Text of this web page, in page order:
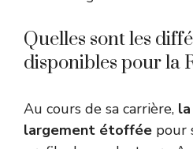
Quelles sont les
disponibles pour la
Au cours de sa carrière,
largement étoffée pour